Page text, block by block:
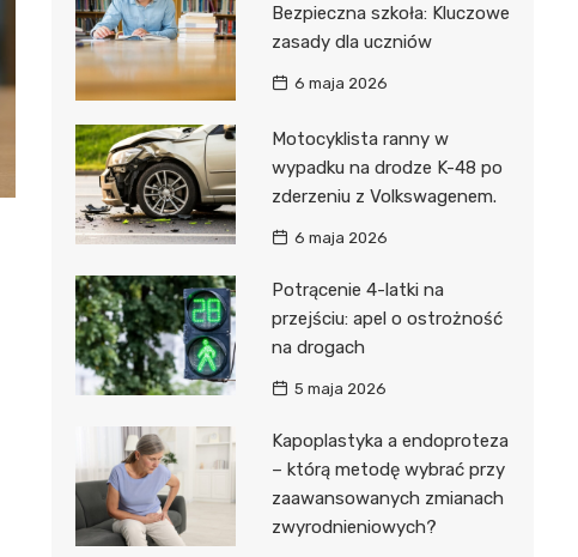
Bezpieczna szkoła: Kluczowe
zasady dla uczniów
6 maja 2026
Motocyklista ranny w
wypadku na drodze K-48 po
zderzeniu z Volkswagenem.
6 maja 2026
Potrącenie 4-latki na
przejściu: apel o ostrożność
na drogach
5 maja 2026
Kapoplastyka a endoproteza
– którą metodę wybrać przy
zaawansowanych zmianach
zwyrodnieniowych?